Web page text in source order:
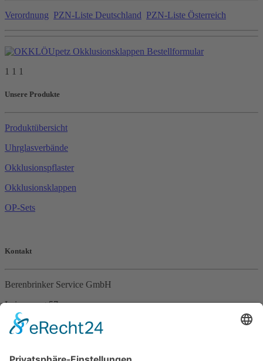
Verordnung PZN-Liste Deutschland PZN-Liste Österreich
1 1 1
Unsere Produkte
Produktübersicht
Uhrglasverbände
Okklusionspflaster
Okklusionsklappen
OP-Sets
Kontakt
Berenbrinker Service GmbH
Leinenweg 57
33415 Verl